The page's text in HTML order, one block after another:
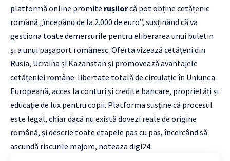
platformă online promite rușilorcă pot obține cetățenie
română „începând de la 2.000 de euro”, susținând că va
gestiona toate demersurile pentru eliberarea unui buletin
și a unui pașaport românesc. Oferta vizează cetățeni din
Rusia, Ucraina și Kazahstan și promovează avantajele
cetățeniei române: libertate totală de circulație în Uniunea
Europeană, acces la conturi și credite bancare, proprietăți și
educație de lux pentru copii. Platforma susține că procesul
este legal, chiar dacă nu există dovezi reale de origine
română, și descrie toate etapele pas cu pas, încercând să
ascundă riscurile majore, noteaza digi24.